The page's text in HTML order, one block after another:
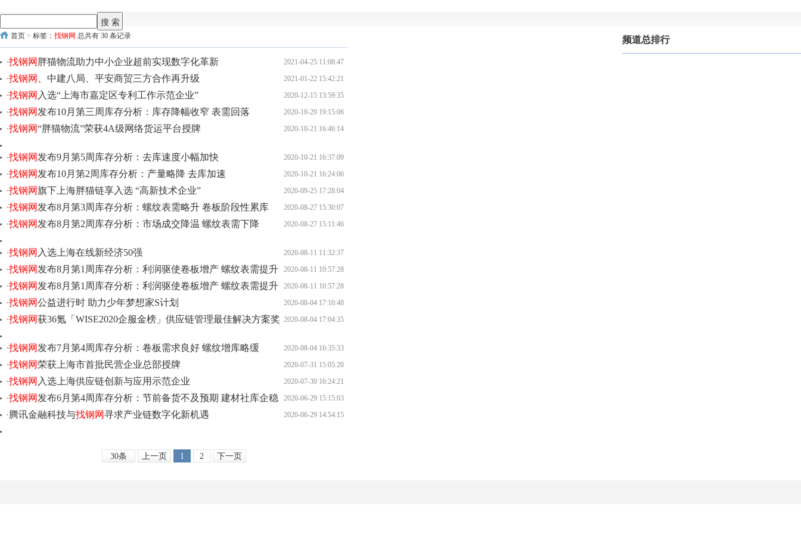
首页 > 标签： 找钢网 总共有 30 条记录
2021-04-25 11:08:47
·找钢网 胖猫物流助力中小企业超前实现数字化革新
2021-01-22 15:42:21
·找钢网 、中建八局、平安商贸三方合作再升级
2020-12-15 13:59:35
·找钢网 入选“上海市嘉定区专利工作示范企业”
2020-10-29 19:15:06
·找钢网 发布10月第三周库存分析：库存降幅收窄 表需回落
2020-10-21 16:46:14
·找钢网“胖猫物流”荣获4A级网络货运平台授牌
2020-10-21 16:37:09
·找钢网 发布9月第5周库存分析：去库速度小幅加快
2020-10-21 16:24:06
·找钢网 发布10月第2周库存分析：产量略降 去库加速
2020-09-25 17:28:04
·找钢网旗下上海胖猫链享入选 “高新技术企业”
2020-08-27 15:30:07
·找钢网 发布8月第3周库存分析：螺纹表需略升 卷板阶段性累库
2020-08-27 15:11:46
·找钢网 发布8月第2周库存分析：市场成交降温 螺纹表需下降
2020-08-11 11:32:37
·找钢网 入选上海在线新经济50强
2020-08-11 10:57:28
·找钢网 发布8月第1周库存分析：利润驱使卷板增产 螺纹表需提升
2020-08-11 10:57:28
·找钢网 发布8月第1周库存分析：利润驱使卷板增产 螺纹表需提升
2020-08-04 17:10:48
·找钢网公益进行时 助力少年梦想家S计划
2020-08-04 17:04:35
·找钢网获36氪「WISE2020企服金榜」供应链管理最佳解决方案奖
2020-08-04 16:35:33
·找钢网 发布7月第4周库存分析：卷板需求良好 螺纹增库略缓
2020-07-31 15:05:20
·找钢网荣获上海市首批民营企业总部授牌
2020-07-30 16:24:21
·找钢网 入选上海供应链创新与应用示范企业
2020-06-29 15:15:03
·找钢网 发布6月第4周库存分析：节前备货不及预期 建材社库企稳
2020-06-29 14:54:15
·腾讯金融科技与找钢网寻求产业链数字化新机遇
30条 上一页 1 2 下一页
频道总排行